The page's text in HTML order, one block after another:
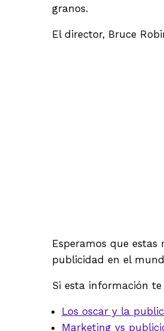
granos.
El director, Bruce
Esperamos que
publicidad en el
Si esta información
Los oscar y la
Marketing vs